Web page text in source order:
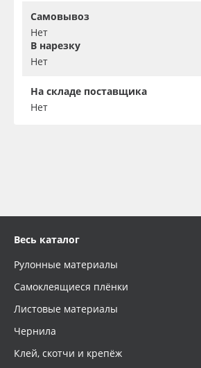
Самовывоз
Нет
В нарезку
Нет
На складе поставщика
Нет
Весь каталог
Рулонные материалы
Самоклеящиеся плёнки
Листовые материалы
Чернила
Клей, скотчи и крепёж